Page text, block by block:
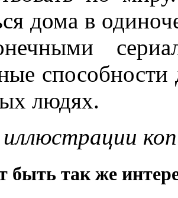
дома в
людях.
быть так же